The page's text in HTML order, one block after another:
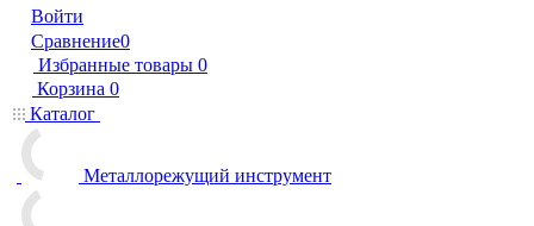
Войти
Сравнение0
Избранные товары 0
Корзина 0
Каталог
Металлорежущий инструмент